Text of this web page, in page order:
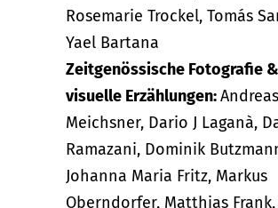
Rosemarie Trockel, Tomás
Yael Bartana
Zeitgenössische Fotografie &
visuelle Erzählungen:Andreas
Meichsner, Dario J Laganà,
Ramazani, Dominik
Johanna Maria Fritz, Markus
Oberndorfer, Matthias Frank,